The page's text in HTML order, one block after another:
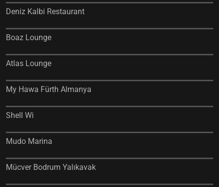
Deniz Kalbi Restaurant
Boaz Lounge
Atlas Lounge
My Hawa Fürth Almanya
Shell Wi
Mudo Marina
Mücver Bodrum Yalıkavak